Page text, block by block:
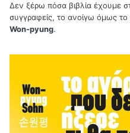
Δεν ξέρω πόσα βιβλία έχουμε
συγγραφείς, το ανοίγω όμως το
Won-pyung.